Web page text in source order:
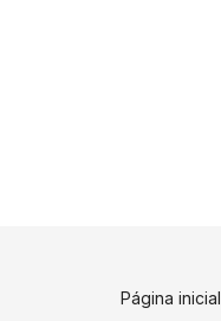
Página inicial